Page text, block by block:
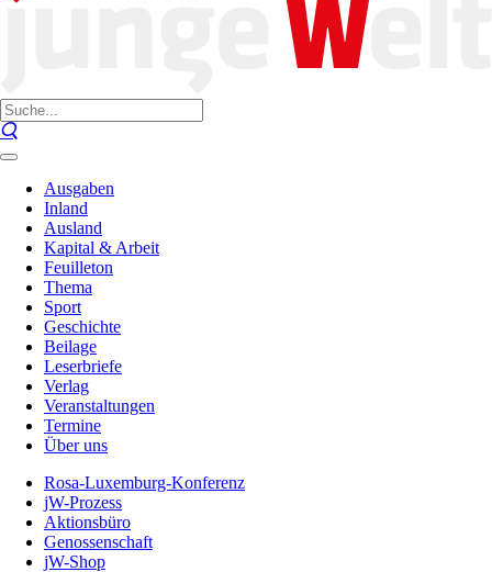
Ausgaben
Inland
Ausland
Kapital & Arbeit
Feuilleton
Thema
Sport
Geschichte
Beilage
Leserbriefe
Verlag
Veranstaltungen
Termine
Über uns
Rosa-Luxemburg-Konferenz
jW-Prozess
Aktionsbüro
Genossenschaft
jW-Shop